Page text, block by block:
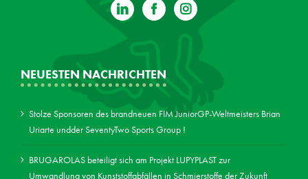
NEUESTEN NACHRICHTEN
Stolze Sponsoren des brandneuen FIM JuniorGP-Weltmeisters Brian
Uriarte undder SeventyTwo Sports Group !
BRUGAROLAS beteiligt sich am Projekt LUPYPLAST zur
Umwandlung von Kunststoffabfällen in Schmierstoffe der Zukunft